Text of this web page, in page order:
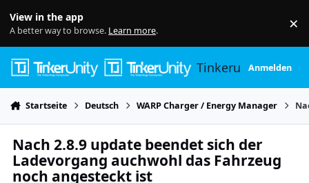
View in the app
A better way to browse. Learn more. ×
TinkerunityAnmelden
Startseite Deutsch WARP Charger / Energy Manager
Nach 2.8.9 update beendet sich der
Ladevorgang auchwohl das Fahrzeug
noch angesteckt ist